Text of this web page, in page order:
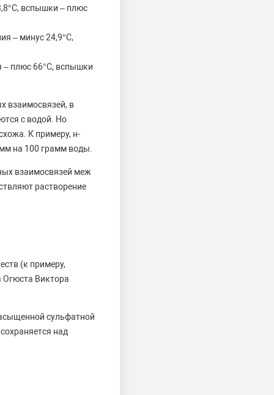
вспышки – плюс
– минус 24,9°С,
– плюс 66°С, вспышки
взаимосвязей, в
с водой. Но
К примеру, н-
на 100 грамм воды.
взаимосвязей меж
растворение
(к примеру,
Огюста Виктора
сульфатной
над